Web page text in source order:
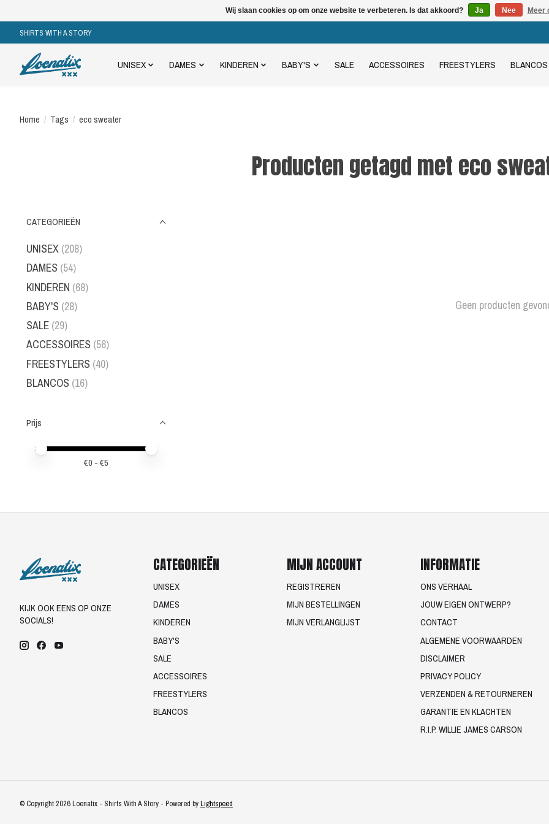
SHIRTS WITH A STORY
UNISEX DAMES KINDEREN BABY'S SALE ACCESSOIRES FREESTYLERS BLANCOS
Home / Tags / eco sweater
Producten getagd met eco
CATEGORIEËN
UNISEX (208)
DAMES (54)
KINDEREN (68)
BABY'S (28)
SALE (29)
ACCESSOIRES (56)
FREESTYLERS (40)
BLANCOS (16)
Prijs
Minimale prijswaarde
Price maximum value
€0 - €5
Geen producten
KIJK OOK EENS OP ONZE
SOCIALS!
CATEGORIEËN
UNISEX
DAMES
KINDEREN
BABY'S
SALE
ACCESSOIRES
FREESTYLERS
BLANCOS
MIJN ACCOUNT
REGISTREREN
MIJN BESTELLINGEN
MIJN VERLANGLIJST
INFORMATIE
ONS VERHAAL
JOUW EIGEN ONTWERP?
CONTACT
ALGEMENE VOORWAARDEN
DISCLAIMER
PRIVACY POLICY
VERZENDEN & RETOURNEREN
GARANTIE EN KLACHTEN
R.I.P. WILLIE JAMES CARSON
© Copyright 2026 Loenatix - Shirts With A Story - Powered byLightspeed
Wij slaan cookies op om onze website te verbeteren. Is dat akkoord? Ja Nee Meer